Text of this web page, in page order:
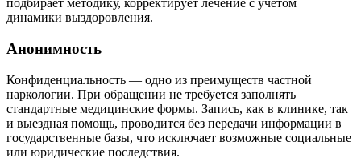
подбирает методику, корректирует лечение с учётом
динамики выздоровления.
Анонимность
Конфиденциальность — одно из преимуществ частной
наркологии. При обращении не требуется заполнять
стандартные медицинские формы. Запись, как в клинике, так
и выездная помощь, проводится без передачи информации в
государственные базы, что исключает возможные социальные
или юридические последствия.